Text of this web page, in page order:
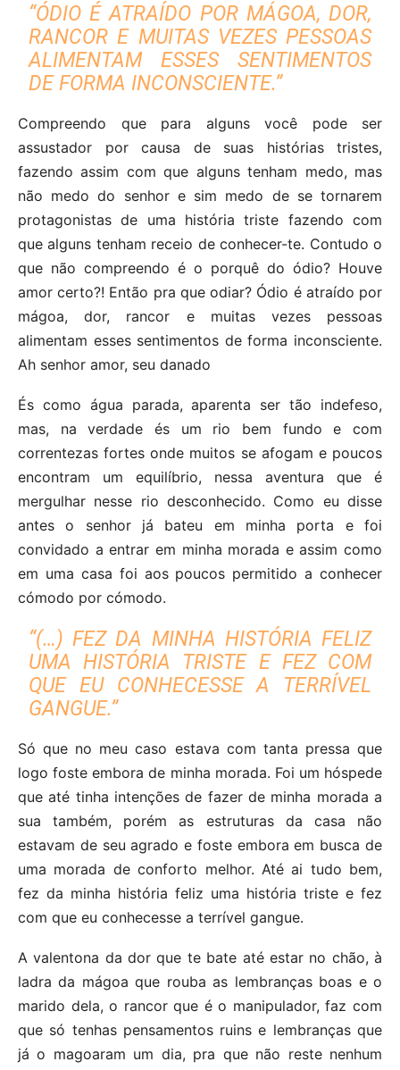
“ÓDIO É ATRAÍDO POR MÁGOA, DOR,
RANCOR E MUITAS VEZES PESSOAS
ALIMENTAM ESSES SENTIMENTOS
DE FORMA INCONSCIENTE.”
Compreendo que para alguns você pode ser
assustador por causa de suas histórias tristes,
fazendo assim com que alguns tenham medo, mas
não medo do senhor e sim medo de se tornarem
protagonistas de uma história triste fazendo com
que alguns tenham receio de conhecer-te. Contudo o
que não compreendo é o porquê do ódio? Houve
amor certo?! Então pra que odiar? Ódio é atraído por
mágoa, dor, rancor e muitas vezes pessoas
alimentam esses sentimentos de forma inconsciente.
Ah senhor amor, seu danado
És como água parada, aparenta ser tão indefeso,
mas, na verdade és um rio bem fundo e com
correntezas fortes onde muitos se afogam e poucos
encontram um equilíbrio, nessa aventura que é
mergulhar nesse rio desconhecido. Como eu disse
antes o senhor já bateu em minha porta e foi
convidado a entrar em minha morada e assim como
em uma casa foi aos poucos permitido a conhecer
cómodo por cómodo.
“(…) FEZ DA MINHA HISTÓRIA FELIZ
UMA HISTÓRIA TRISTE E FEZ COM
QUE EU CONHECESSE A TERRÍVEL
GANGUE.”
Só que no meu caso estava com tanta pressa que
logo foste embora de minha morada. Foi um hóspede
que até tinha intenções de fazer de minha morada a
sua também, porém as estruturas da casa não
estavam de seu agrado e foste embora em busca de
uma morada de conforto melhor. Até ai tudo bem,
fez da minha história feliz uma história triste e fez
com que eu conhecesse a terrível gangue.
A valentona da dor que te bate até estar no chão, à
ladra da mágoa que rouba as lembranças boas e o
marido dela, o rancor que é o manipulador, faz com
que só tenhas pensamentos ruins e lembranças que
já o magoaram um dia, pra que não reste nenhum